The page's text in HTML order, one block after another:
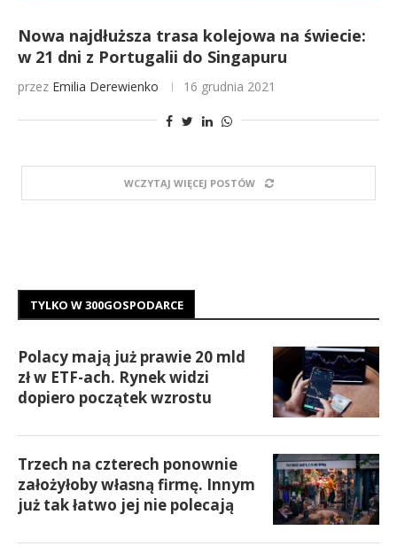
Nowa najdłuższa trasa kolejowa na świecie:
w 21 dni z Portugalii do Singapuru
przez Emilia Derewienko 16 grudnia 2021
WCZYTAJ WIĘCEJ POSTÓW
TYLKO W 300GOSPODARCE
Polacy mają już prawie 20 mld
zł w ETF-ach. Rynek widzi
dopiero początek wzrostu
Trzech na czterech ponownie
założyłoby własną firmę. Innym
już tak łatwo jej nie polecają